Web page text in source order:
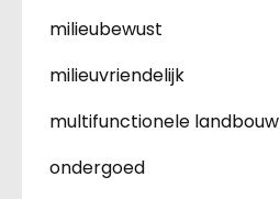
milieubewust
milieuvriendelijk
multifunctionele landbouw
ondergoed